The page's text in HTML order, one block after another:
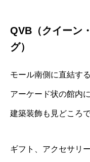
QVB（クイーン
グ）
モール南側に直結す
アーケード状の館内
建築装飾も見どころで
ギフト、アクセサリ